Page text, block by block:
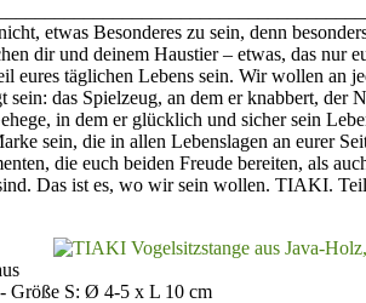
etwas Besonderes zu sein, denn
dir und deinem Haustier – etwas, das nur
eures täglichen Lebens sein. Wir wollen an
sein: das Spielzeug, an dem er knabbert, der
in dem er glücklich und sicher sein
sein, die in allen Lebenslagen an eurer
die euch beiden Freude bereiten, als
Das ist es, wo wir sein wollen. TIAKI.
Größe S: Ø 4-5 x L 10 cm